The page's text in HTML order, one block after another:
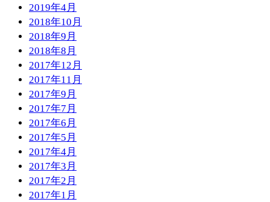
2019年4月
2018年10月
2018年9月
2018年8月
2017年12月
2017年11月
2017年9月
2017年7月
2017年6月
2017年5月
2017年4月
2017年3月
2017年2月
2017年1月